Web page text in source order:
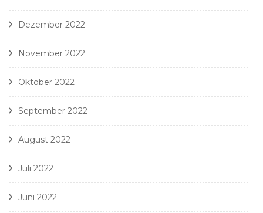
Dezember 2022
November 2022
Oktober 2022
September 2022
August 2022
Juli 2022
Juni 2022